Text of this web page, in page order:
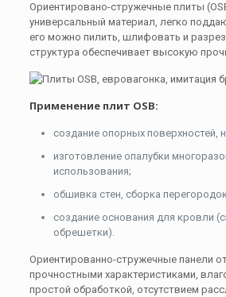
Ориентировано-стружечные плиты
универсальный материал, легко
его можно пилить, шлифовать и
структура обеспечивает высокую
Применение плит OSB:
создание опорных поверхностей,
изготовление опалубки
использования;
обшивка стен, сборка
создание основания для кровли
обрешетки).
Ориентированно-стружечные панели
прочностными характеристиками,
простой обработкой, отсутствием